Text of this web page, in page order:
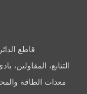
قاطع
التتابع، المقاولين،
معدات الطاقة